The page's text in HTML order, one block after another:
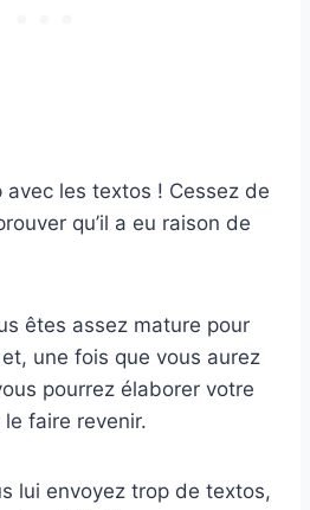
avec les textos ! Cessez de
qu’il a eu raison de
êtes assez mature pour
une fois que vous aurez
pourrez élaborer votre
faire revenir.
lui envoyez trop de textos,